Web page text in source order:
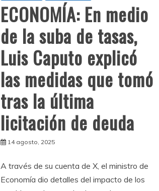
ECONOMÍA: En medio
de la suba de tasas,
Luis Caputo explicó
las medidas que tomó
tras la última
licitación de deuda
14 agosto, 2025
A través de su cuenta de X, el ministro de
Economía dio detalles del impacto de los